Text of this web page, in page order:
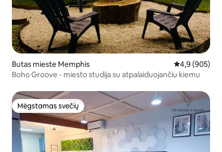
Butas mieste Memphis Vidutinis
4,9 (905)
Boho Groove - miesto studija su atpalaiduojančiu kiemu
Mėgstamas svečių
Mėgstamas svečių